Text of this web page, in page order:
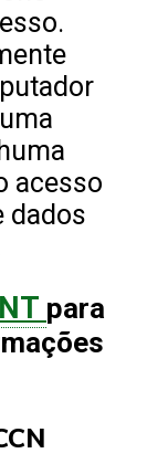
acesso
dados
para